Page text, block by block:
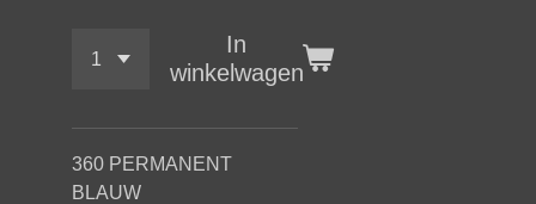
In
winkelwagen
360 PERMANENT
BLAUW